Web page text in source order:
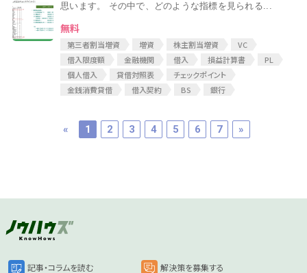
思います。 その中で、どのような指標を見られる...
無料
第三者割当増資 増資 株主割当増資
VC
借入限度額
金融機関 借入 損益計算書
PL
個人借入
貸借対照表
チェックポイント
金銭消費貸借
借入契約 BS 銀行
« 1 2 3 4 5 6 7 »
記事・コラムを読む 解決策を募集する